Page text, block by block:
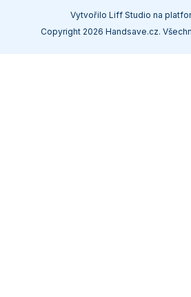
Vytvořilo Liff Studio na
Copyright 2026 Handsave.cz.